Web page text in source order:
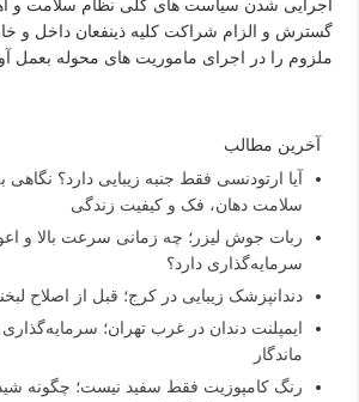
اجرایی شدن سیاست های کلی نظام سلامت و
گسترش و الزام شراکت کلیه ذینفعان داخل و
ملزوم را در اجرای ماموریت های محوله بعمل
آخرین مطالب
آیا ارتودنسی فقط جنبه زیبایی دارد؟ نگاهی
سلامت دهان، فک و کیفیت زندگی
ربات جوش لیزر؛ چه زمانی سرعت بالا و
سرمایه‌گذاری دارد؟
دندانپزشک زیبایی در کرج؛ قبل از اصلاح
ایمپلنت دندان در غرب تهران؛ سرمایه‌گذاری
ماندگار
رنگ کامپوزیت فقط سفید نیست؛ چگونه